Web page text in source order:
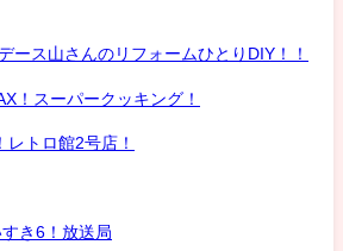
ース山さんのリフォームひとりDIY！！
！スーパークッキング！
トロ館2号店！
き6！放送局